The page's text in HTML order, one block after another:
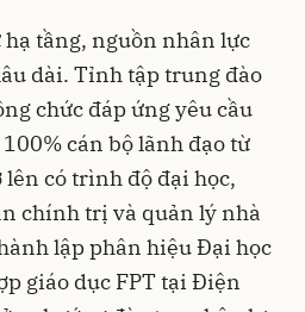
tầng, nguồn nhân lực
dài. Tỉnh tập trung đào
chức đáp ứng yêu cầu
cán bộ lãnh đạo từ
có trình độ đại học,
chính trị và quản lý nhà
lập phân hiệu Đại học
giáo dục FPT tại Điện